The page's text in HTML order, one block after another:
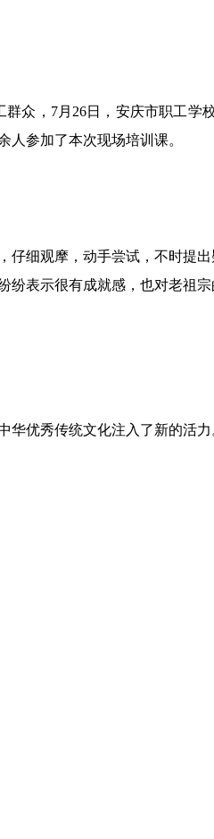
，7月26日，安庆市职工学
参加了本次现场培训课。
细观摩，动手尝试，不时提
表示很有成就感，也对老祖
优秀传统文化注入了新的活